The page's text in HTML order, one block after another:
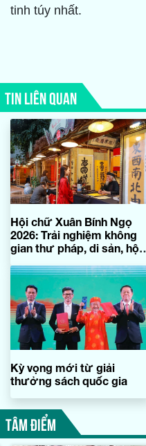
tinh túy nhất.
TIN LIÊN QUAN
Hội chữ Xuân Bính Ngọ
2026: Trải nghiệm không
gian thư pháp, di sản, hội
Kỳ vọng mới từ giải
thưởng sách quốc gia
TÂM ĐIỂM